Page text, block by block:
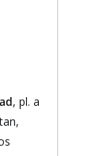
, pl. a